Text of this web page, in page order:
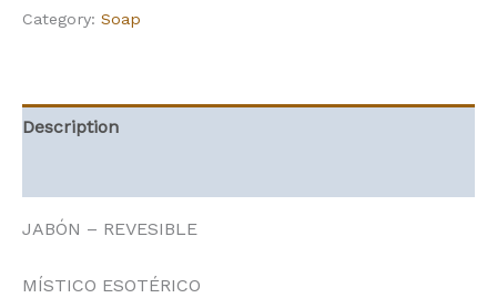
Category: Soap
Description
JABÓN – REVESIBLE
MÍSTICO ESOTÉRICO